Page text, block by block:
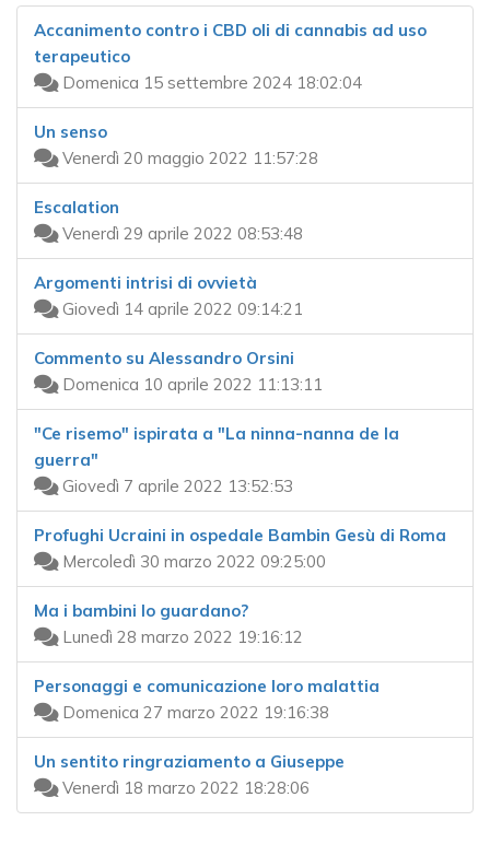
Accanimento contro i CBD oli di cannabis ad uso
terapeutico
Domenica 15 settembre 2024 18:02:04
Un senso
Venerdì 20 maggio 2022 11:57:28
Escalation
Venerdì 29 aprile 2022 08:53:48
Argomenti intrisi di ovvietà
Giovedì 14 aprile 2022 09:14:21
Commento su Alessandro Orsini
Domenica 10 aprile 2022 11:13:11
"Ce risemo" ispirata a "La ninna-nanna de la
guerra"
Giovedì 7 aprile 2022 13:52:53
Profughi Ucraini in ospedale Bambin Gesù di Roma
Mercoledì 30 marzo 2022 09:25:00
Ma i bambini lo guardano?
Lunedì 28 marzo 2022 19:16:12
Personaggi e comunicazione loro malattia
Domenica 27 marzo 2022 19:16:38
Un sentito ringraziamento a Giuseppe
Venerdì 18 marzo 2022 18:28:06